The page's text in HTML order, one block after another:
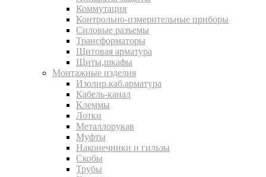
Коммутация
Контрольно-измерительные приборы
Силовые разъемы
Трансформаторы
Щитовая арматура
Щиты,шкафы
Монтажные изделия
Изолир.каб.арматура
Кабель-канал
Клеммы
Лотки
Металлорукав
Муфты
Наконечники и гильзы
Скобы
Трубы